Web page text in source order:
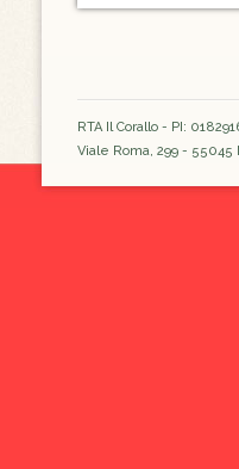
RTA Il Corallo - PI:
Viale Roma, 299 - 55045